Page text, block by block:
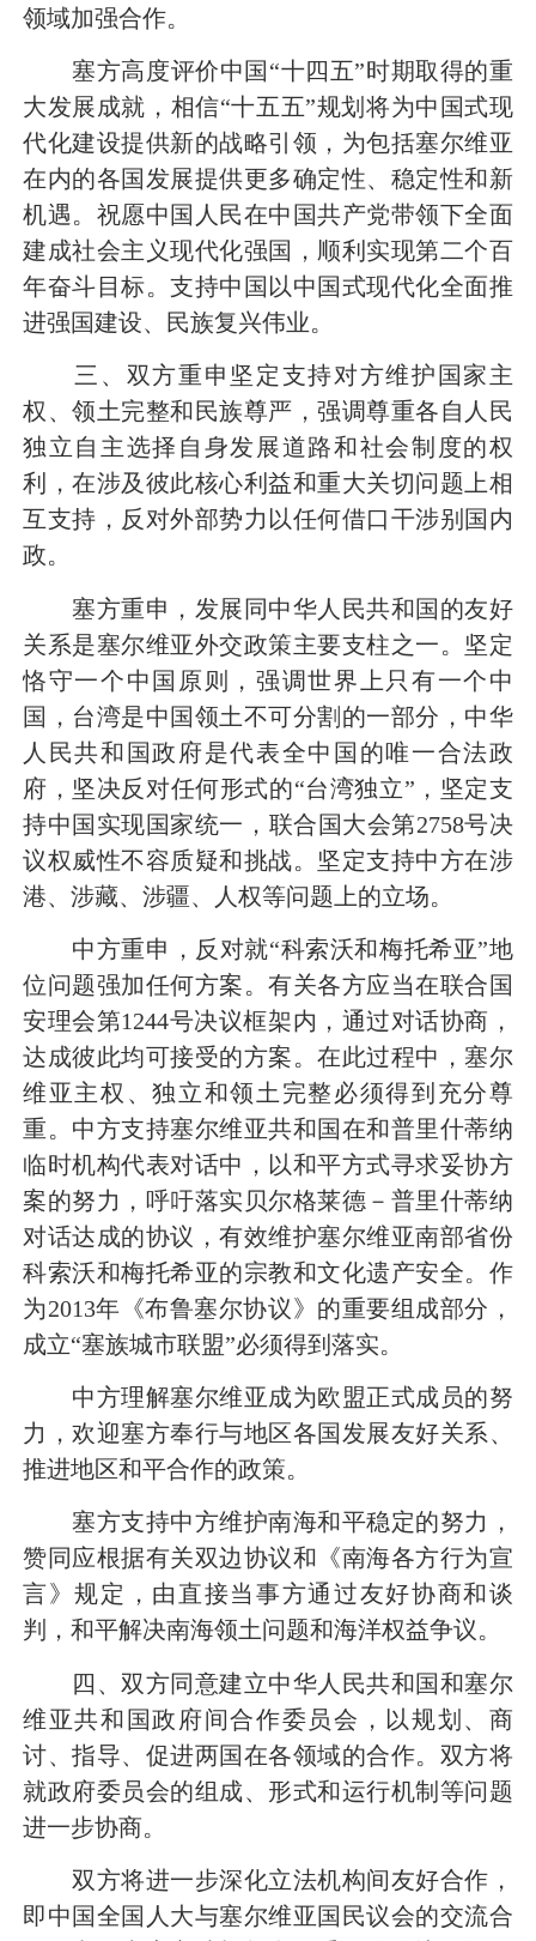
领域加强合作。
塞方高度评价中国“十四五”时期取得的重
大发展成就，相信“十五五”规划将为中国式现
代化建设提供新的战略引领，为包括塞尔维亚
在内的各国发展提供更多确定性、稳定性和新
机遇。祝愿中国人民在中国共产党带领下全面
建成社会主义现代化强国，顺利实现第二个百
年奋斗目标。支持中国以中国式现代化全面推
进强国建设、民族复兴伟业。
三、双方重申坚定支持对方维护国家主
权、领土完整和民族尊严，强调尊重各自人民
独立自主选择自身发展道路和社会制度的权
利，在涉及彼此核心利益和重大关切问题上相
互支持，反对外部势力以任何借口干涉别国内
政。
塞方重申，发展同中华人民共和国的友好
关系是塞尔维亚外交政策主要支柱之一。坚定
恪守一个中国原则，强调世界上只有一个中
国，台湾是中国领土不可分割的一部分，中华
人民共和国政府是代表全中国的唯一合法政
府，坚决反对任何形式的“台湾独立”，坚定支
持中国实现国家统一，联合国大会第2758号决
议权威性不容质疑和挑战。坚定支持中方在涉
港、涉藏、涉疆、
人权等问题上的立场。
中方重申，反对就“科索沃和梅托希亚”地
位问题强加任何方案。有关各方应当在联合国
安理会第1244号决议框架内，通过对话协商，
达成彼此均可接受的方案。在此过程中，塞尔
维亚主权、独立和领土完整必须得到充分尊
重。中方支持塞尔维亚共和国在和普里什蒂纳
临时机构代表对话中，以和平方式寻求妥协方
案的努力，呼吁落实贝尔格莱德－普里什蒂纳
对话达成的协议，有效维护塞尔维亚南部省份
科索沃和梅托希亚的宗教和文化遗产安全。作
为2013年《布鲁塞尔协议》的重要组成部分，
成立“塞族城市联盟”必须得到落实。
中方理解塞尔维亚成为欧盟正式成员的努
力，欢迎塞方奉行与地区各国发展友好关系、
推进地区和平合作的政策。
塞方支持中方维护南海和平稳定的努力，
赞同应根据有关双边协议和《南海各方行为宣
言》规定，由直接当事方通过友好协商和谈
判，和平解决南海领土问题和海洋权益争议。
四、双方同意建立中华人民共和国和塞尔
维亚共和国政府间合作委员会，以规划、商
讨、指导、促进两国在各领域的合作。双方将
就政府委员会的组成、形式和运行机制等问题
进一步协商。
双方将进一步深化立法机构间友好合作，
即中国全国人大与塞尔维亚国民议会的交流合